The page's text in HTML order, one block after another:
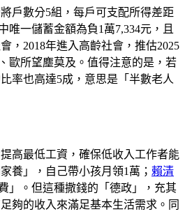
戶數分5組，每戶可支配所得差距
一儲蓄金額為負1萬7,334元，且
，2018年進入高齡社會，推估2025
歐所望塵莫及。值得注意的是，若
率也高達5成，意思是「半數老人
高最低工資，確保低收入工作者能
養」，自己帶小孩月領1萬； 賴清
」。但這種撒錢的「德政」，充其
夠的收入來滿足基本生活需求。同